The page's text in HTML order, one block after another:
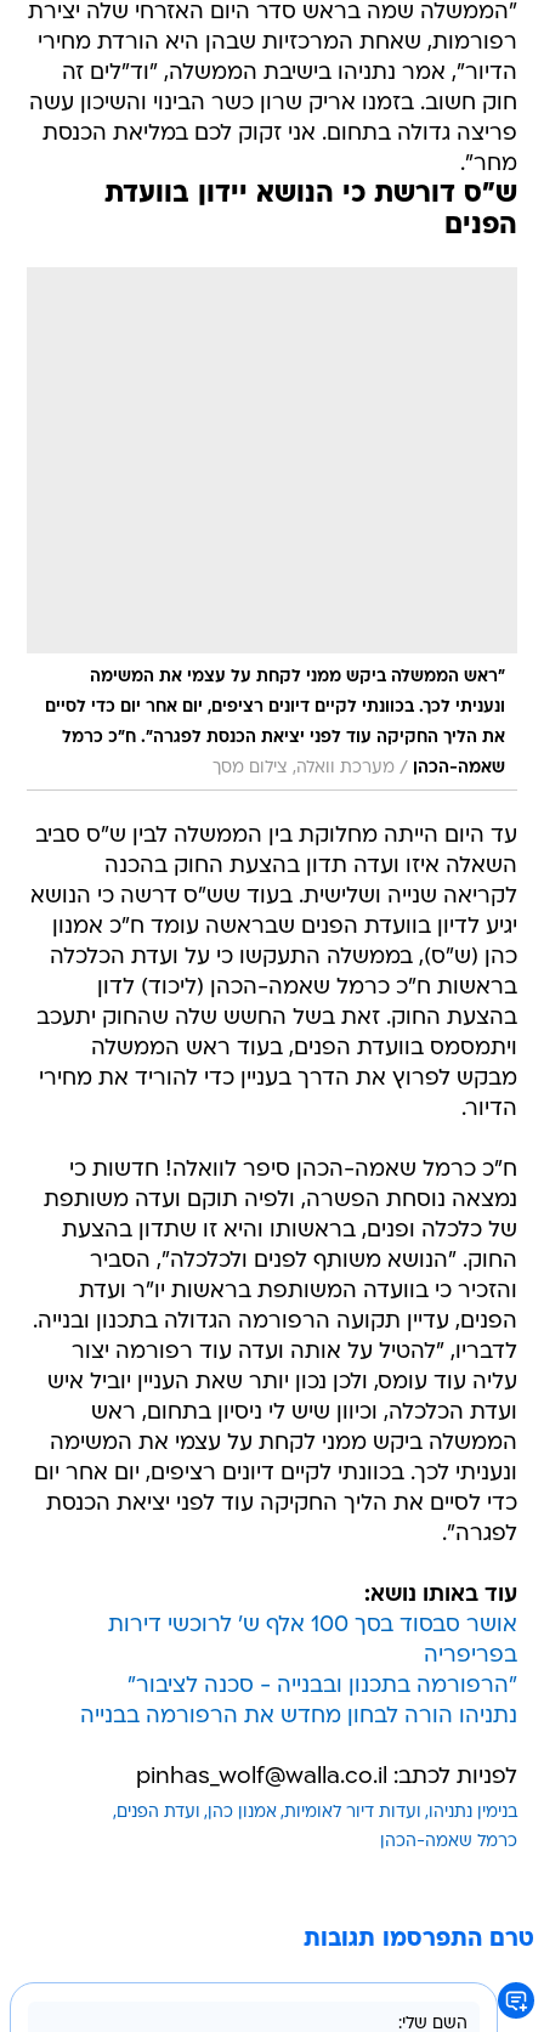
"הממשלה שמה בראש סדר היום האזרחי שלה יצירת
רפורמות, שאחת המרכזיות שבהן היא הורדת מחירי
הדיור", אמר נתניהו בישיבת הממשלה, "וד"לים זה
חוק חשוב. בזמנו אריק שרון כשר הבינוי והשיכון עשה
פריצה גדולה בתחום. אני זקוק לכם במליאת הכנסת
מחר".
ש"ס דורשת כי הנושא יידון בוועדת
הפנים
"ראש הממשלה ביקש ממני לקחת על עצמי את המשימה
ונעניתי לכך. בכוונתי לקיים דיונים רציפים, יום אחר יום כדי לסיים
את הליך החקיקה עוד לפני יציאת הכנסת לפגרה". ח"כ כרמל
שאמה-הכהן
/ מערכת וואלה, צילום מסך
עד היום הייתה מחלוקת בין הממשלה לבין ש"ס סביב
השאלה איזו ועדה תדון בהצעת החוק בהכנה
לקריאה שנייה ושלישית. בעוד שש"ס דרשה כי הנושא
יגיע לדיון בוועדת הפנים שבראשה עומד ח"כ אמנון
כהן (ש"ס), בממשלה התעקשו כי על ועדת הכלכלה
בראשות ח"כ כרמל שאמה-הכהן (ליכוד) לדון
בהצעת החוק. זאת בשל החשש שלה שהחוק יתעכב
ויתמסמס בוועדת הפנים, בעוד ראש הממשלה
מבקש לפרוץ את הדרך בעניין כדי להוריד את מחירי
הדיור.
ח"כ כרמל שאמה-הכהן סיפר לוואלה! חדשות כי
נמצאה נוסחת הפשרה, ולפיה תוקם ועדה משותפת
של כלכלה ופנים, בראשותו והיא זו שתדון בהצעת
החוק. "הנושא משותף לפנים ולכלכלה", הסביר
והזכיר כי בוועדה המשותפת בראשות יו"ר ועדת
הפנים, עדיין תקועה הרפורמה הגדולה בתכנון ובנייה.
לדבריו, "להטיל על אותה ועדה עוד רפורמה יצור
עליה עוד עומס, ולכן נכון יותר שאת העניין יוביל איש
ועדת הכלכלה, וכיוון שיש לי ניסיון בתחום, ראש
הממשלה ביקש ממני לקחת על עצמי את המשימה
ונעניתי לכך. בכוונתי לקיים דיונים רציפים, יום אחר יום
כדי לסיים את הליך החקיקה עוד לפני יציאת הכנסת
לפגרה".
עוד באותו נושא:
אושר סבסוד בסך 100 אלף ש' לרוכשי דירות
בפריפריה
"הרפורמה בתכנון ובבנייה - סכנה לציבור"
נתניהו הורה לבחון מחדש את הרפורמה בבנייה
לפניות לכתב: pinhas_wolf@walla.co.il
בנימין נתניהו ועדות דיור לאומיות אמנון כהן
ועדת הפנים
כרמל שאמה-הכהן
טרם התפרסמו תגובות